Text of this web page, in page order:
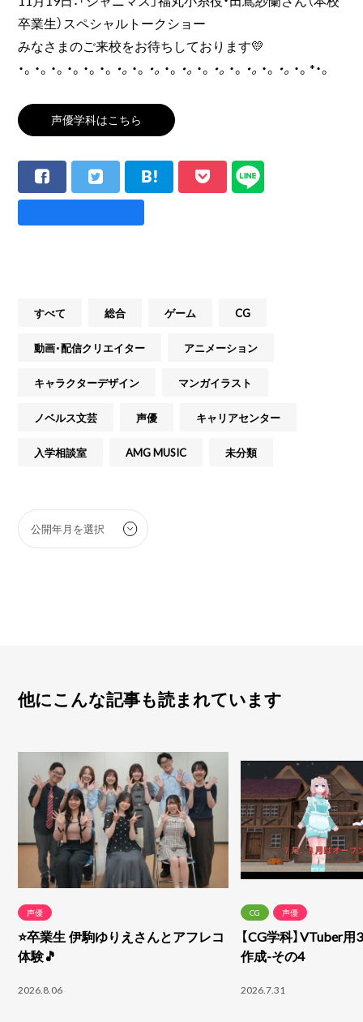
卒業生）スペシャルトークショー
みなさまのご来校をお待ちしております💛
・。・。・。・。・。・。 ・。 ・。 ・。 ・。 ・。 ・。 ・。 ・。 ・。 ・。 ・。 ・。*・。
声優学科はこちら
すべて 総合 ゲーム CG
動画・配信クリエイター アニメーション
キャラクターデザイン マンガイラスト
ノベルス文芸 声優 キャリアセンター
入学相談室 AMG MUSIC 未分類
他にこんな記事も読まれています
声優
⭐卒業生 伊駒ゆりえさんとアフレコ
体験🎵
2026.8.06
CG 声優
【CG学科】VTuber
作成-その4
2026.7.31